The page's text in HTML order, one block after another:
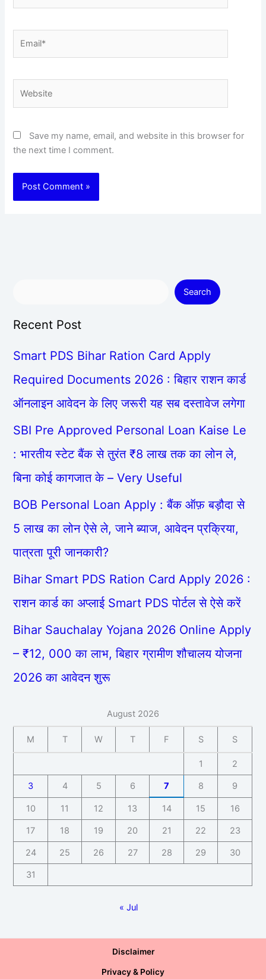
Save my name, email, and website in this browser for
the next time I comment.
Search
Recent Post
Smart PDS Bihar Ration Card Apply
Required Documents 2026 : बिहार राशन कार्ड
ऑनलाइन आवेदन के लिए जरूरी यह सब दस्तावेज लगेगा
SBI Pre Approved Personal Loan Kaise Le
: भारतीय स्टेट बैंक से तुरंत ₹8 लाख तक का लोन ले,
बिना कोई कागजात के – Very Useful
BOB Personal Loan Apply : बैंक ऑफ़ बड़ौदा से
5 लाख का लोन ऐसे ले, जाने ब्याज, आवेदन प्रक्रिया,
पात्रता पूरी जानकारी?
Bihar Smart PDS Ration Card Apply 2026 :
राशन कार्ड का अप्लाई Smart PDS पोर्टल से ऐसे करें
Bihar Sauchalay Yojana 2026 Online Apply
– ₹12, 000 का लाभ, बिहार ग्रामीण शौचालय योजना
2026 का आवेदन शुरू
August 2026
M T W T F S S
1 2
3 4 5 6 7 8 9
10 11 12 13 14 15 16
17 18 19 20 21 22 23
24 25 26 27 28 29 30
31
« Jul
Disclaimer
Privacy & Policy